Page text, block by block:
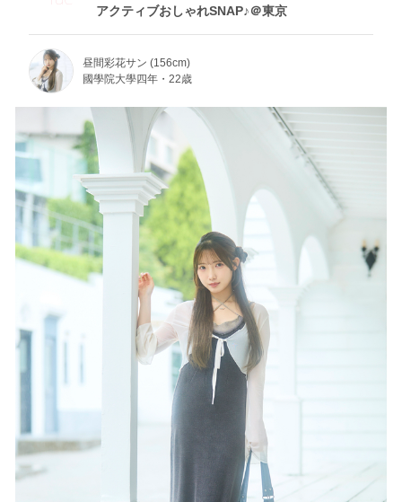
アクティブおしゃれSNAP♪＠東京
昼間彩花サン (156cm)
國學院大學四年・22歳